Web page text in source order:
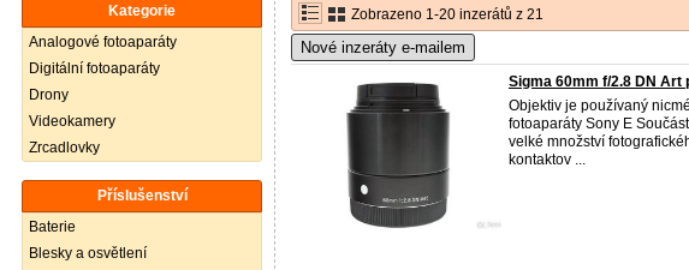
Kategorie
Analogové fotoaparáty
Digitální fotoaparáty
Drony
Videokamery
Zrcadlovky
Příslušenství
Baterie
Blesky a osvětlení
Zobrazeno 1-20 inzerátů z 21
Nové inzeráty e-mailem
Sigma 60mm f/2.8 DN Art
Objektiv je používaný
fotoaparáty Sony E
velké množství
kontaktov ...